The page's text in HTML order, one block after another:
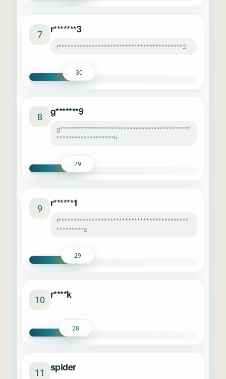
7 r*******3
r*****************************************2
30
8 g*******9
g*******************************************
*******************h
29
9 r******1
r*******************************************
*********o
29
10 r****k
28
11 spider